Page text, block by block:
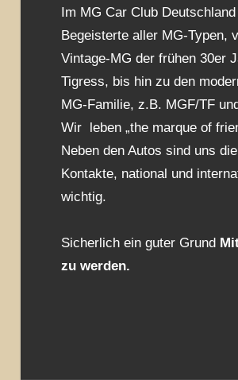
Im MG Car Club
Begeisterte aller MG-Typen,
Vintage-MG der frühen 30er
Tigress, bis hin zu den
MG-Familie, z.B. MGF/TF
Wir leben „the marque of
Neben den Autos sind uns
Kontakte, national und
wichtig.
Sicherlich ein guter Grund
zu werden.